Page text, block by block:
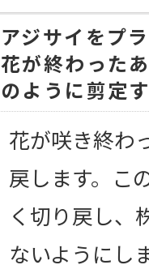
アジサイをプ
花が終わった
のように剪定
花が咲き終わ
戻します。こ
く切り戻し、
ないようにし